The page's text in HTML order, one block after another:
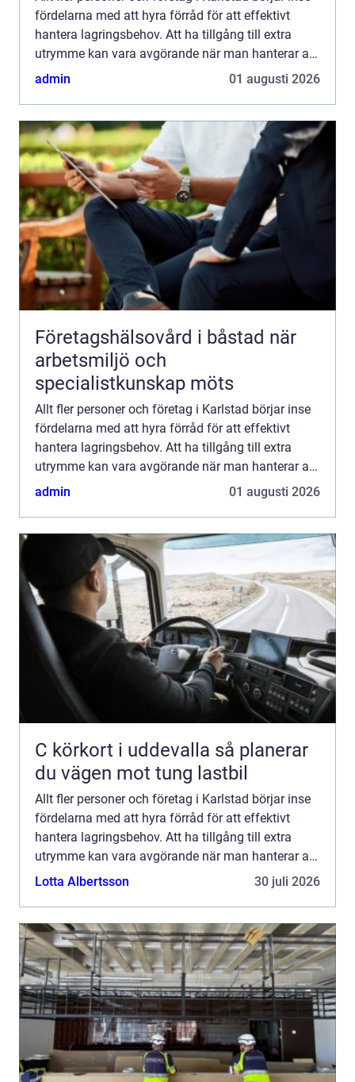
fördelarna med att hyra förråd för att effektivt
hantera lagringsbehov. Att ha tillgång till extra
utrymme kan vara avgörande när man hanterar allt
f...
admin 01 augusti 2026
Företagshälsovård i båstad när
arbetsmiljö och
specialistkunskap möts
Allt fler personer och företag i Karlstad börjar inse
fördelarna med att hyra förråd för att effektivt
hantera lagringsbehov. Att ha tillgång till extra
utrymme kan vara avgörande när man hanterar allt
f...
admin 01 augusti 2026
C körkort i uddevalla så planerar
du vägen mot tung lastbil
Allt fler personer och företag i Karlstad börjar inse
fördelarna med att hyra förråd för att effektivt
hantera lagringsbehov. Att ha tillgång till extra
utrymme kan vara avgörande när man hanterar allt
f...
Lotta Albertsson 30 juli 2026